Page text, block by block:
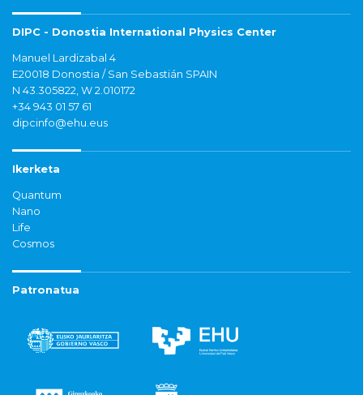
DIPC - Donostia International Physics Center
Manuel Lardizabal 4
E20018 Donostia / San Sebastián SPAIN
N 43.305822, W 2.010172
+34 943 01 57 61
dipcinfo@ehu.eus
Ikerketa
Quantum
Nano
Life
Cosmos
Patronatua